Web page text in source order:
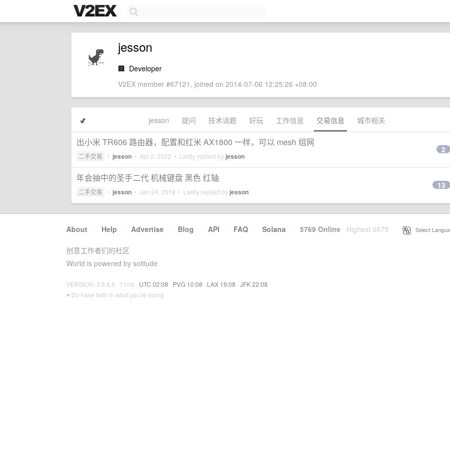
jesson
🏢 Developer
V2EX member #67121, joined on 2014-07-06 12:25:26 +08:00
jesson 提问 技术话题 好玩 工作信息 交易信息 城市相关
出小米 TR606 路由器，配置和红米 AX1800 一样，可以 mesh 组网
二手交易 • jesson • Apr 2, 2022 • Lastly replied by jesson
2
年会抽中的圣手二代 机械键盘 黑色 红轴
二手交易 • jesson • Jan 24, 2019 • Lastly replied by jesson
13
About · Help · Advertise · Blog · API · FAQ · Solana · 5769 Online Highest 6679 Select
创意工作者们的社区
World is powered by solitude
VERSION: 3.9.8.5 · 11ms · UTC 02:08 · PVG 10:08 · LAX 19:08 · JFK 22:08
♥ Do have faith in what you're doing.